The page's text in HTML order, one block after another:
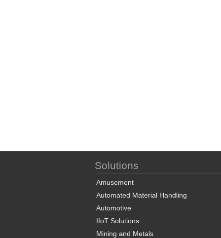
Solutions
Amusement
Automated Material Handling
Automotive
IIoT Solutions
Mining and Metals